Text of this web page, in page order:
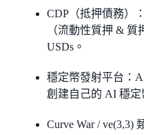
CDP（抵押債務）
（流動性質押 &
USDs。
穩定幣發射平台：
創建自己的 AI 穩定
Curve War / ve(3,3)